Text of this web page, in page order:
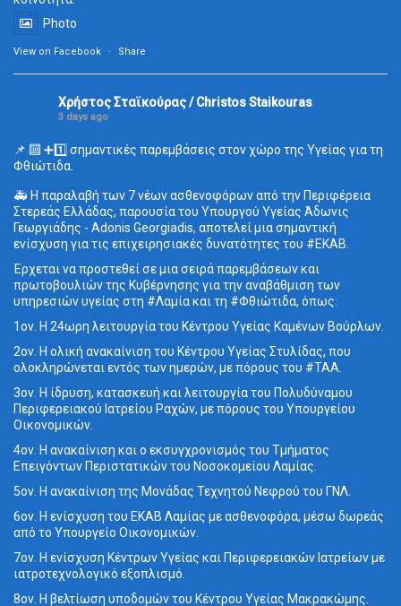
Photo
View on Facebook · Share
Χρήστος Σταϊκούρας / Christos Staikouras
3 days ago
📌 🔟 ➕1️⃣ σημαντικές παρεμβάσεις στον χώρο της Υγείας για τη
Φθιώτιδα.
🚑 Η παραλαβή των 7 νέων ασθενοφόρων από την Περιφέρεια
Στερεάς Ελλάδας, παρουσία του Υπουργού Υγείας Άδωνις
Γεωργιάδης - Adonis Georgiadis, αποτελεί μια σημαντική
ενίσχυση για τις επιχειρησιακές δυνατότητες του #ΕΚΑΒ.
Έρχεται να προστεθεί σε μια σειρά παρεμβάσεων και
πρωτοβουλιών της Κυβέρνησης για την αναβάθμιση των
υπηρεσιών υγείας στη #Λαμία και τη #Φθιώτιδα, όπως:
1ον. Η 24ωρη λειτουργία του Κέντρου Υγείας Καμένων Βούρλων.
2ον. Η ολική ανακαίνιση του Κέντρου Υγείας Στυλίδας, που
ολοκληρώνεται εντός των ημερών, με πόρους του #ΤΑΑ.
3ον. Η ίδρυση, κατασκευή και λειτουργία του Πολυδύναμου
Περιφερειακού Ιατρείου Ραχών, με πόρους του Υπουργείου
Οικονομικών.
4ον. Η ανακαίνιση και ο εκσυγχρονισμός του Τμήματος
Επειγόντων Περιστατικών του Νοσοκομείου Λαμίας.
5ον. Η ανακαίνιση της Μονάδας Τεχνητού Νεφρού του ΓΝΛ.
6ον. Η ενίσχυση του ΕΚΑΒ Λαμίας με ασθενοφόρα, μέσω δωρεάς
από το Υπουργείο Οικονομικών.
7ον. Η ενίσχυση Κέντρων Υγείας και Περιφερειακών Ιατρείων με
ιατροτεχνολογικό εξοπλισμό.
8ον. Η βελτίωση υποδομών του Κέντρου Υγείας Μακρακώμης.